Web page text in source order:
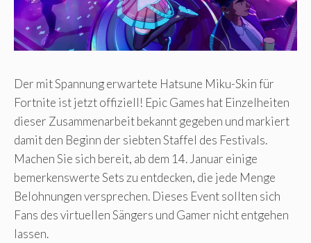
Der mit Spannung erwartete Hatsune Miku-Skin für
Fortnite ist jetzt offiziell! Epic Games hat Einzelheiten
dieser Zusammenarbeit bekannt gegeben und markiert
damit den Beginn der siebten Staffel des Festivals.
Machen Sie sich bereit, ab dem 14. Januar einige
bemerkenswerte Sets zu entdecken, die jede Menge
Belohnungen versprechen. Dieses Event sollten sich
Fans des virtuellen Sängers und Gamer nicht entgehen
lassen.